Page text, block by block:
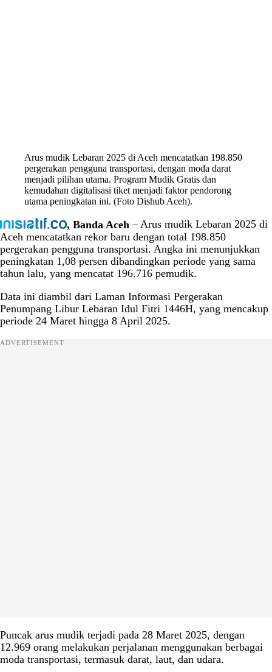
Arus mudik Lebaran 2025 di Aceh mencatatkan 198.850
pergerakan pengguna transportasi, dengan moda darat
menjadi pilihan utama. Program Mudik Gratis dan
kemudahan digitalisasi tiket menjadi faktor pendorong
utama peningkatan ini. (Foto Dishub Aceh).
, Banda Aceh – Arus mudik Lebaran 2025 di
Aceh mencatatkan rekor baru dengan total 198.850
pergerakan pengguna transportasi. Angka ini menunjukkan
peningkatan 1,08 persen dibandingkan periode yang sama
tahun lalu, yang mencatat 196.716 pemudik.
Data ini diambil dari Laman Informasi Pergerakan
Penumpang Libur Lebaran Idul Fitri 1446H, yang mencakup
periode 24 Maret hingga 8 April 2025.
ADVERTISEMENT
Puncak arus mudik terjadi pada 28 Maret 2025, dengan
12.969 orang melakukan perjalanan menggunakan berbagai
moda transportasi, termasuk darat, laut, dan udara.